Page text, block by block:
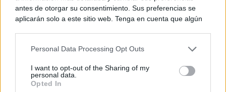
antes de otorgar su consentimiento. Sus preferencias se
aplicarán solo a este sitio web. Tenga en cuenta que algún
rechazar tal procesamiento. Puede cambiar sus preferencias
a este sitio y haciendo clic en el botón "Privacidad" en la
parte inferior de la página web.
Personal Data Processing Opt Outs
I want to opt-out of the Sharing of my
personal data.
Opted In
tuyo?